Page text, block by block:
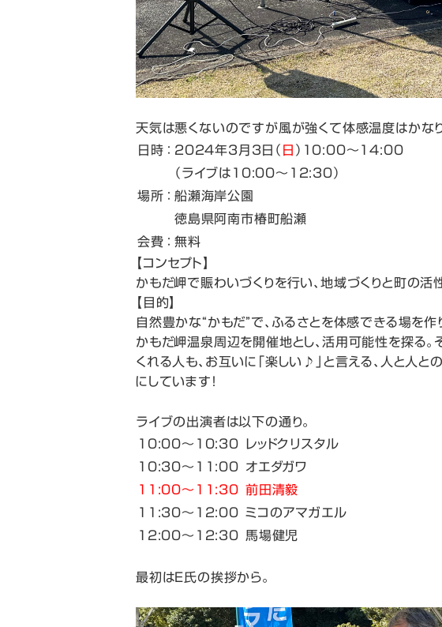
天気は悪くないのですが風が強くて体感温度はかなり
日時 ： 2024年3月3日（ 日 ）10:00〜14:00
（ライブは10:00〜12:30）
場所 ： 船瀬海岸公園
徳島県阿南市椿町船瀬
会費 ： 無料
【コンセプト】
かもだ岬で賑わいづくりを行い、地域づくりと町の活
【目的】
自然豊かな“かもだ”で、ふるさとを体感できる場を作
かもだ岬温泉周辺を開催地とし、活用可能性を探る。
くれる人も、お互いに「楽しい♪」と言える、人と人と
にしています！
ライブの出演者は以下の通り。
10:00〜10:30
レッドクリスタル
10:30〜11:00
オエダガワ
11:00〜11:30 前田清毅
11:30〜12:00 ミコのアマガエル
12:00〜12:30
馬場健児
最初はE氏の挨拶から。